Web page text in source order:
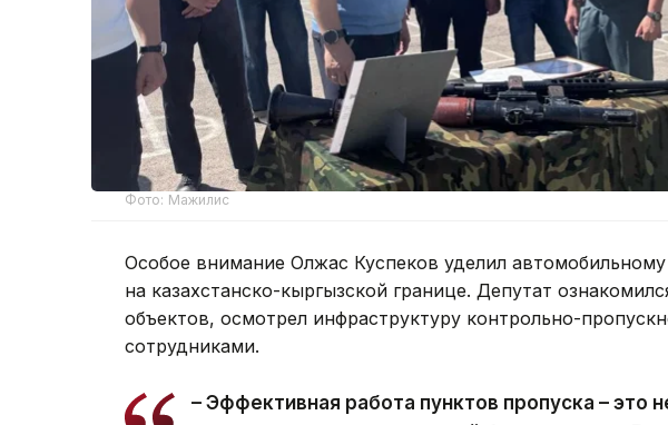
Фото: Мажилис
Особое внимание Олжас Куспеков уделил
на казахстанско-кыргызской границе. Депутат
объектов, осмотрел инфраструктуру контрольно-
сотрудниками.
– Эффективная работа пунктов пропуска – это